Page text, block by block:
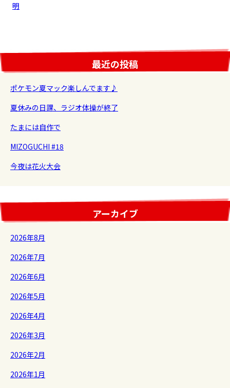
明
最近の投稿
ポケモン夏マック楽しんでます♪
夏休みの日課、ラジオ体操が終了
たまには自作で
MIZOGUCHI #18
今夜は花火大会
アーカイブ
2026年8月
2026年7月
2026年6月
2026年5月
2026年4月
2026年3月
2026年2月
2026年1月